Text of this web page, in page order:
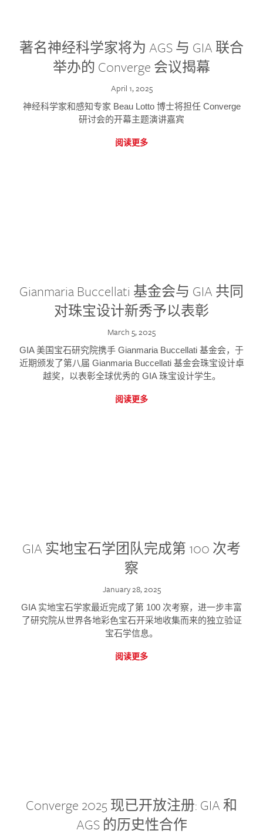
著名神经科学家将为 AGS 与 GIA 联合
举办的 Converge 会议揭幕
April 1, 2025
神经科学家和感知专家 Beau Lotto 博士将担任 Converge
研讨会的开幕主题演讲嘉宾
阅读更多
Gianmaria Buccellati 基金会与 GIA 共同
对珠宝设计新秀予以表彰
March 5, 2025
GIA 美国宝石研究院携手 Gianmaria Buccellati 基金会，于
近期颁发了第八届 Gianmaria Buccellati 基金会珠宝设计卓
越奖，以表彰全球优秀的 GIA 珠宝设计学生。
阅读更多
GIA 实地宝石学团队完成第 100 次考
察
January 28, 2025
GIA 实地宝石学家最近完成了第 100 次考察，进一步丰富
了研究院从世界各地彩色宝石开采地收集而来的独立验证
宝石学信息。
阅读更多
Converge 2025 现已开放注册: GIA 和
AGS 的历史性合作